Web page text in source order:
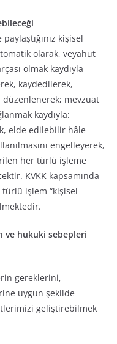
kişisel
olarak, veyahut
olmak kaydıyla
kaydedilerek,
mevzuat
kaydıyla:
elde edilebilir hâle
engelleyerek,
her türlü işleme
KVKK kapsamında
işlem “kişisel
ve hukuki sebepleri
gereklerini,
uygun şekilde
geliştirebilmek